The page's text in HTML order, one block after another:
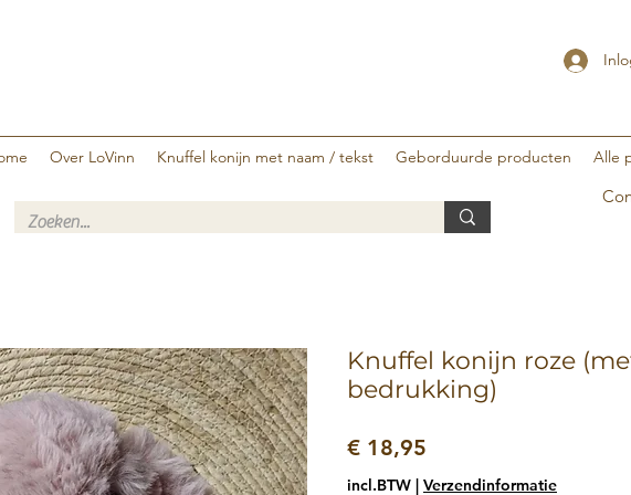
Over LoVinn Knuffel konijn met naam / tekst Geborduurde producten Alle
Knuffel konijn roze
bedrukking)
€ 18,95
incl.BTW | Verzendinformatie